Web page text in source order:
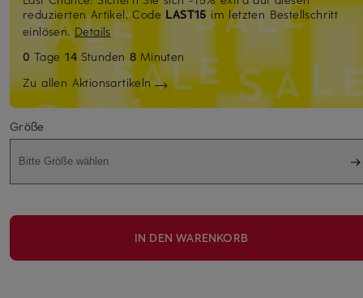
reduzierten Artikel. Code LAST15im letzten Bestellschritt
einlösen.Details
0 Tage14 Stunden 8 Minuten
Zu allen Aktionsartikeln
Größe
Bitte Größe wählen
IN DEN WARENKORB